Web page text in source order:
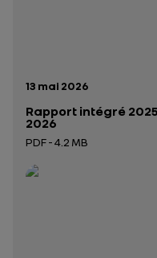
Date de publication:
13 mai 2026
Rapport intégré
2026
PDF - 4.2 MB
Ouverture dans un